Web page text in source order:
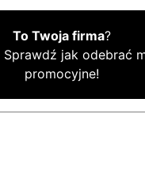
To Twoja firma?
Sprawdź jak odebrać
promocyjne!